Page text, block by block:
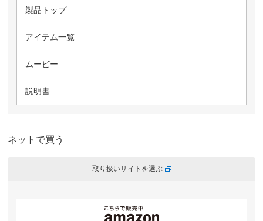
製品トップ
アイテム一覧
ムービー
説明書
ネットで買う
取り扱いサイトを選ぶ